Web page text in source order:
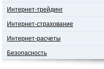
Интернет-трейдинг
Интернет-страхование
Интернет-расчеты
Безопасность